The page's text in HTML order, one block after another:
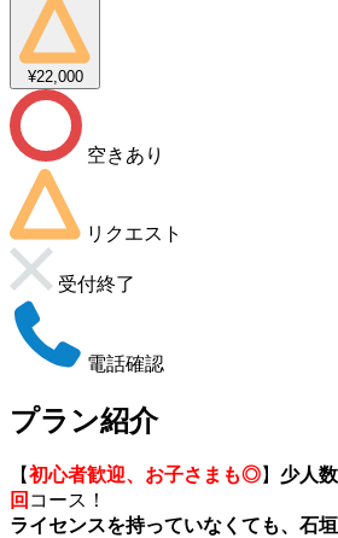
¥22,000
空きあり
リクエスト
受付終了
電話確認
プラン紹介
【初心者歓迎、お子さまも◎】 少人
回 コース！
ライセンスを持っていなくても、石